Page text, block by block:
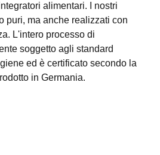
alimentari. I nostri
puri, ma anche realizzati con
L'intero processo di
soggetto agli standard
ed è certificato secondo la
in Germania.